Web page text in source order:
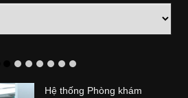
Hệ thống Phòng khám